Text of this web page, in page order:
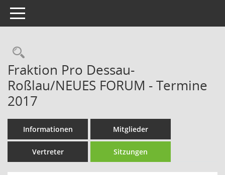
Toggle navigation
Rechercheauswahl
Fraktion Pro Dessau-
Roßlau/NEUES FORUM - Termine
2017
Informationen Mitglieder
Vertreter Sitzungen